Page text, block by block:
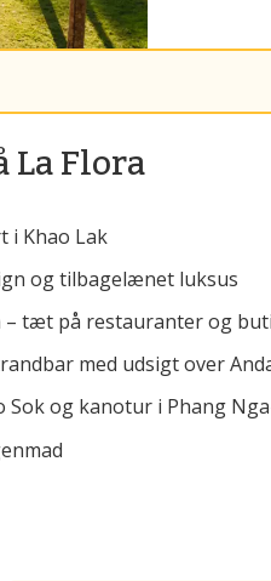
La Flora
i Khao Lak
og tilbagelænet luksus
– tæt på restauranter og
med udsigt over
Sok og kanotur i Phang